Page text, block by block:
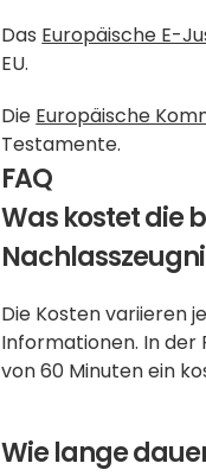
Das Europäische E-
EU.
Die Europäische
Testamente.
FAQ
Was kostet die
Die Kosten variieren
Informationen. In der
von 60 Minuten ein
Wie lange